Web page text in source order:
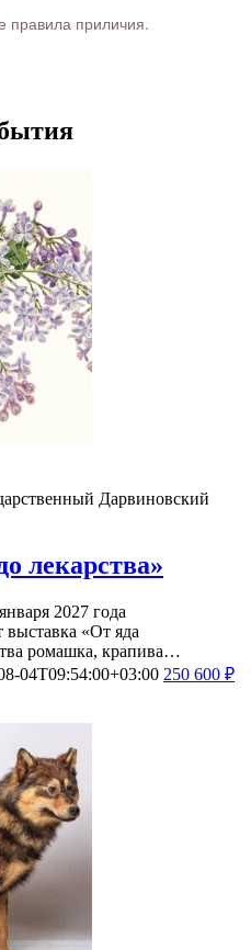
правила приличия.
Дарвиновский
лекарства»
2027 года
выставка «От яда
ромашка, крапива…
04T09:54:00+03:00 250 600 ₽